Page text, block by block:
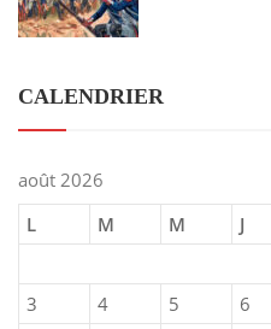
CALENDRIER
août 2026
L
M M J
3
4 5 6